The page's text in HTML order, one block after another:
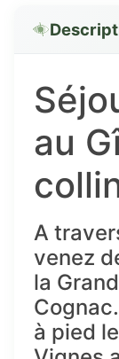
au
A
venez
la
à pied